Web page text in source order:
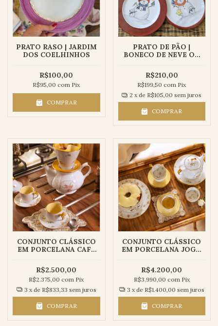
PRATO RASO | JARDIM
DOS COELHINHOS
R$100,00
R$95,00com Pix
COMPRAR
PRATO DE PÃO |
BONECO DE NEVE OU
R$210,00
R$199,50com Pix
2 x de R$105,00 sem juros
COMPRAR
CONJUNTO CLÁSSICO
EM PORCELANA CAFÉ
AURORA - 7 peças
R$2.500,00
R$2.375,00com Pix
3 x de R$833,33 sem juros
COMPRAR
CONJUNTO CLÁSSICO
EM PORCELANA JOGO
AURORA - 12 peças
R$4.200,00
R$3.990,00 com Pix
3 x de R$1.400,00 sem juros
COMPRAR